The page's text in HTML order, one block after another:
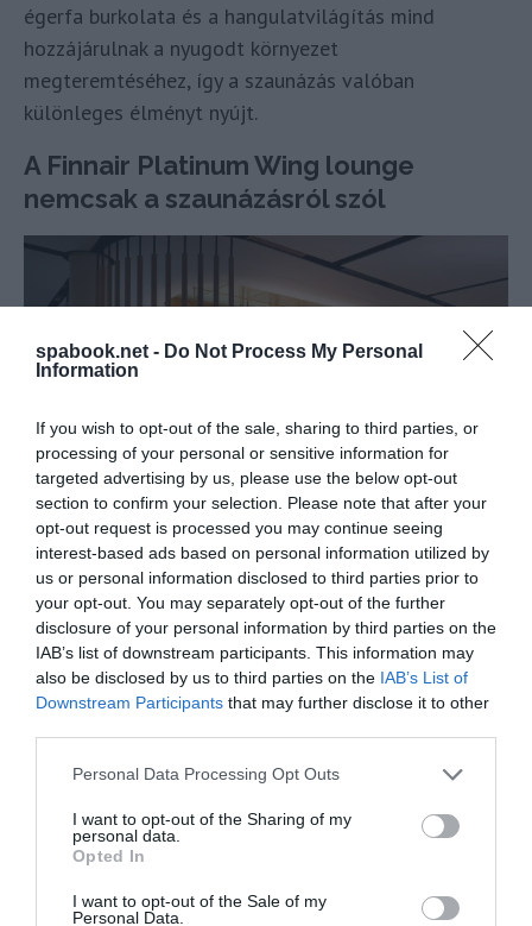
spabook.net - Do Not Process My Personal
Information
If you wish to opt-out of the sale, sharing to third parties, or
processing of your personal or sensitive information for
targeted advertising by us, please use the below opt-out
section to confirm your selection. Please note that after your
opt-out request is processed you may continue seeing
interest-based ads based on personal information utilized by
us or personal information disclosed to third parties prior to
your opt-out. You may separately opt-out of the further
disclosure of your personal information by third parties on the
IAB’s list of downstream participants. This information may
also be disclosed by us to third parties on the IAB’s List of
Downstream Participants that may further disclose it to other
Please note that this website/app uses one or more Google
not limited to your visit or usage behaviour. You may click to
grant or deny consent to Google and its third-party tags to
use your data for below specified purposes in below Google
consent section.
Personal Data Processing Opt Outs
I want to opt-out of the Sharing of my
personal data.
Opted In
I want to opt-out of the Sale of my
Personal Data.
égerfa burkolata és a hangulatvilágítás mind
hozzájárulnak a nyugodt környezet
megteremtéséhez, így a szaunázás valóban
különleges élményt nyújt.
A Finnair Platinum Wing lounge
nemcsak a szaunázásról szól
A turizmus világának inspiráló híreiért csatlakozz
csoportunkhoz, kövessInstánésTikTok-on is,iratkozz
fel hírlevelünkre!
A Finnair Platinum Wing lounge-ban található egy à
la carte étterem is, ahol a helyi alapanyagok ízei
az utasok már az utazás előtt hangolódhatnak az úti
céljukra, vagy éppen a Finnországra jellemző
ízvilágra.
„A Platinum Wing az egyik védjegyünk, és öt éve az egyik